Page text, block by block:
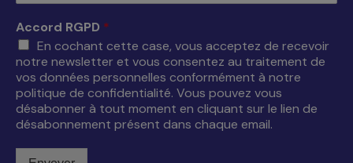
Accord RGPD *
En cochant cette case, vous acceptez de recevoir
notre newsletter et vous consentez au traitement de
vos données personnelles conformément à notre
politique de confidentialité. Vous pouvez vous
désabonner à tout moment en cliquant sur le lien de
désabonnement présent dans chaque email.